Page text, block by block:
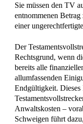
Sie müssen den TV
entnommenen
einer
Der
Rechtsgrund, wenn
bereits alle
allumfassenden
Endgültigkeit.
Anwaltskosten –
Schweigen führt